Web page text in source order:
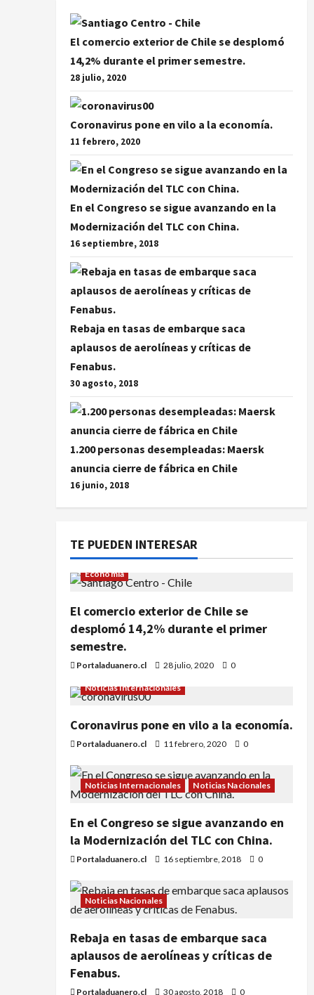
El comercio exterior de Chile se desplomó
14,2% durante el primer semestre.
28 julio, 2020
Coronavirus pone en vilo a la economía.
11 febrero, 2020
En el Congreso se sigue avanzando en la
Modernización del TLC con China.
16 septiembre, 2018
Rebaja en tasas de embarque saca
aplausos de aerolíneas y críticas de
Fenabus.
30 agosto, 2018
1.200 personas desempleadas: Maersk
anuncia cierre de fábrica en Chile
16 junio, 2018
TE PUEDEN INTERESAR
Economía
El comercio exterior de Chile se
desplomó 14,2% durante el primer
semestre.
Portaladuanero.cl 28 julio, 2020 0
Noticias Internacionales
Coronavirus pone en vilo a la economía.
Portaladuanero.cl 11 febrero, 2020 0
Noticias Internacionales Noticias Nacionales
En el Congreso se sigue avanzando en
la Modernización del TLC con China.
Portaladuanero.cl 16 septiembre, 2018 0
Noticias Nacionales
Rebaja en tasas de embarque saca
aplausos de aerolíneas y críticas de
Fenabus.
Portaladuanero.cl 30 agosto, 2018 0